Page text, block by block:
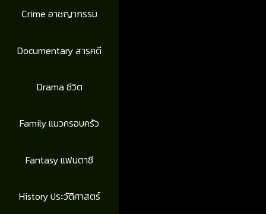
Crime อาชญากรรม
Documentary สารคดี
Drama ชีวิต
Family แนวครอบครัว
Fantasy แฟนตาซี
History ประวัติศาสตร์